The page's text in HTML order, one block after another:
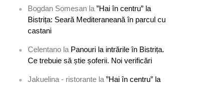
Bogdan Somesan la”Hai în centru” la
Bistrița: Seară Mediteraneană în parcul cu
castani
Celentano la Panouri la intrările în Bistrița.
Ce trebuie să știe șoferii. Noi verificări
Jakuelina - ristorante la”Hai în centru” la